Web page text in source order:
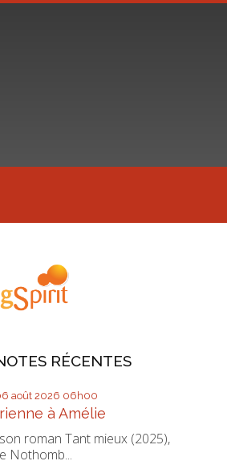
RÉCENTES
août 2026 06h00
à Amélie
roman Tant mieux (2025),
Nothomb...